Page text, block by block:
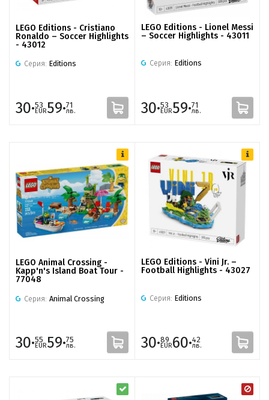
LEGO Editions - Cristiano
Ronaldo – Soccer Highlights
- 43012
Серия: Editions
30·53
EUR59·71
лв.
LEGO Editions - Lionel Messi
– Soccer Highlights - 43011
Серия: Editions
30·53
EUR59·71
лв.
LEGO Animal Crossing -
Kapp'n's Island Boat Tour -
77048
Серия: Animal Crossing
30·55
EUR59·75
лв.
LEGO Editions - Vini Jr. –
Football Highlights - 43027
Серия: Editions
30·89
EUR60·42
лв.